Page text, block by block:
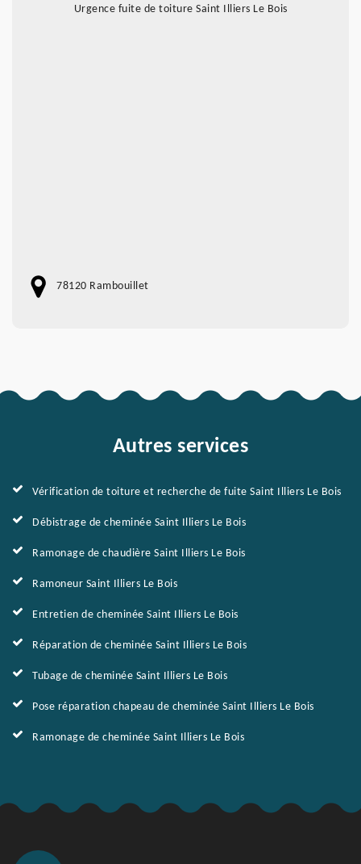
Urgence fuite de toiture Saint Illiers Le Bois
78120 Rambouillet
Autres services
Vérification de toiture et recherche de fuite Saint Illiers Le Bois
Débistrage de cheminée Saint Illiers Le Bois
Ramonage de chaudière Saint Illiers Le Bois
Ramoneur Saint Illiers Le Bois
Entretien de cheminée Saint Illiers Le Bois
Réparation de cheminée Saint Illiers Le Bois
Tubage de cheminée Saint Illiers Le Bois
Pose réparation chapeau de cheminée Saint Illiers Le Bois
Ramonage de cheminée Saint Illiers Le Bois